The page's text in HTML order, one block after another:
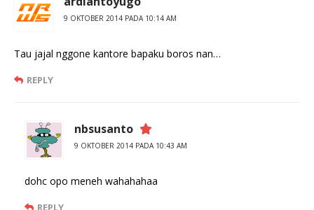
9 OKTOBER 2014 PADA 10:14 AM
Tau jajal nggone kantore bapaku boros nan…
REPLY
nbsusanto
9 OKTOBER 2014 PADA 10:43 AM
dohc opo meneh wahahahaa
REPLY